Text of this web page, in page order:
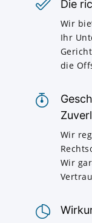
Die
Wir
Ihr
die
Wir
Wir